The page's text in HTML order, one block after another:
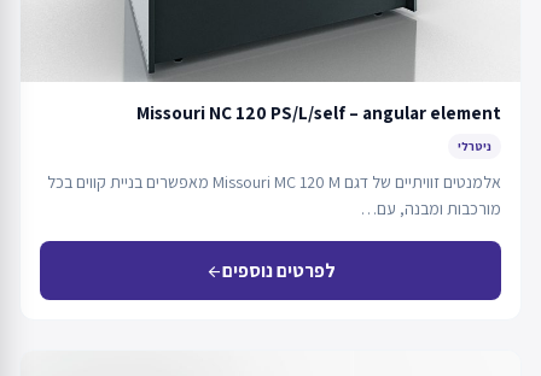
Missouri NC 120 PS/L/self – angular element
ניטרלי
אלמנטים זוויתיים של דגם Missouri MC 120 M מאפשרים בניית קווים בכל
מורכבות ומבנה, עם…
לפרטים נוספיםarrow_back